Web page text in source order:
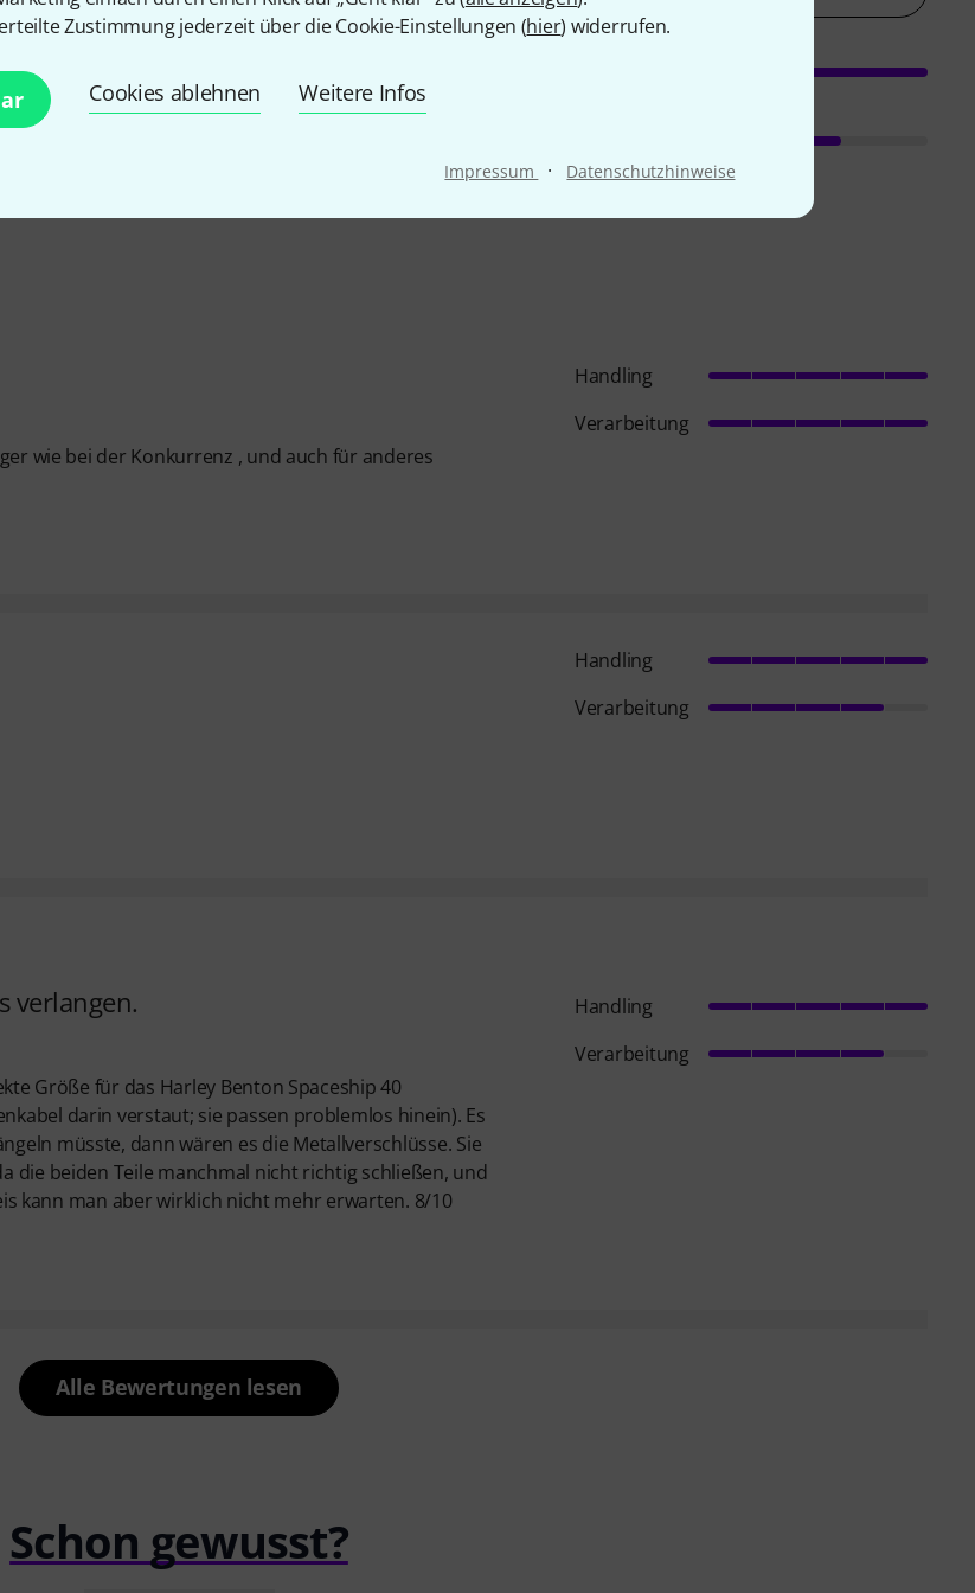
Zustimmung jederzeit über die Cookie-Einstellungen (hier) widerrufen.
Cookies ablehnen Weitere Infos
Impressum · Datenschutzhinweise
wie bei der Konkurrenz , und auch für anderes
Handling
Verarbeitung
Handling
Verarbeitung
verlangen.
Größe für das Harley Benton Spaceship 40
darin verstaut; sie passen problemlos hinein). Es
müsste, dann wären es die Metallverschlüsse. Sie
die beiden Teile manchmal nicht richtig schließen, und
kann man aber wirklich nicht mehr erwarten. 8/10
Handling
Verarbeitung
Alle Bewertungen lesen
Schon gewusst?